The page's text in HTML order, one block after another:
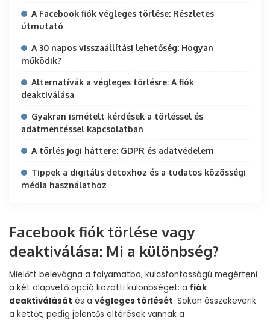
A Facebook fiók végleges törlése: Részletes
útmutató
A 30 napos visszaállítási lehetőség: Hogyan
működik?
Alternatívák a végleges törlésre: A fiók
deaktiválása
Gyakran ismételt kérdések a törléssel és
adatmentéssel kapcsolatban
A törlés jogi háttere: GDPR és adatvédelem
Tippek a digitális detoxhoz és a tudatos közösségi
média használathoz
Facebook fiók törlése vagy
deaktiválása: Mi a különbség?
Mielőtt belevágna a folyamatba, kulcsfontosságú megérteni
a két alapvető opció közötti különbséget: a fiók
deaktiválását és a végleges törlését. Sokan összekeverik
a kettőt, pedig jelentős eltérések vannak a